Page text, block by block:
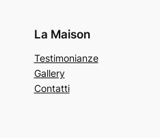
La Maison
Testimonianze
Gallery
Contatti